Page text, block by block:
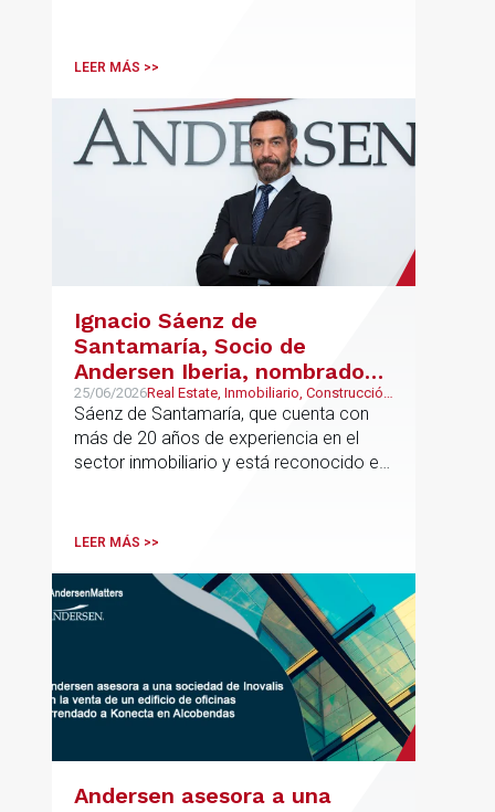
LEER MÁS >>
Ignacio Sáenz de
Santamaría, Socio de
Andersen Iberia, nombrado
director europeo de
Inmobiliario de Andersen
25/06/2026Real Estate, Inmobiliario, Construcción
y Urbanismo
Sáenz de Santamaría, que cuenta con
más de 20 años de experiencia en el
sector inmobiliario y está reconocido en
codirigirá el EU Real Estate Industry
UK.
LEER MÁS >>
Andersen asesora a una